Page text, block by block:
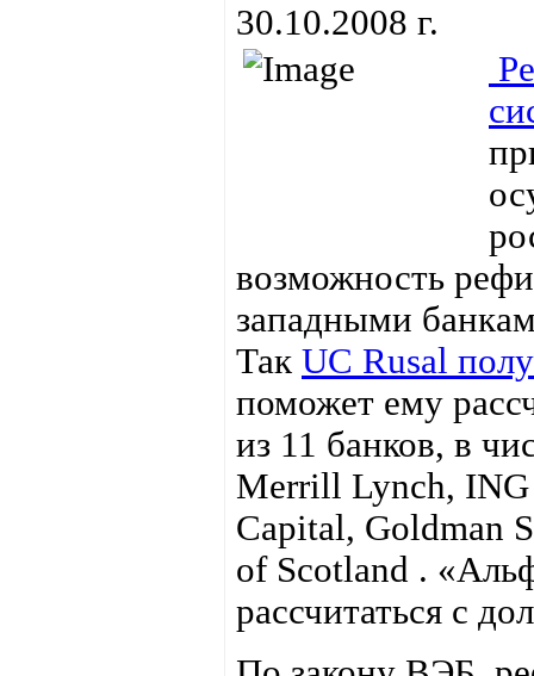
30.10.2008 г.
возможность
западными
Так UC Rusal
поможет ему
из 11 банков, в
Merrill Lynch, ING
Capital, Goldman
of Scotland .
рассчитаться с